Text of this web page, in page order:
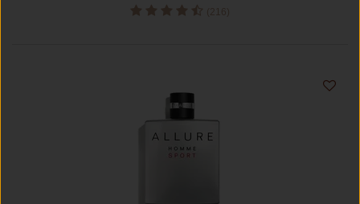
(216)